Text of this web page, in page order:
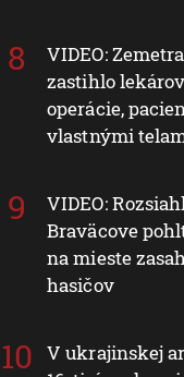
VIDEO:
zastihlo
operácie,
vlastnými
VIDEO:
Braväcove
na mieste
hasičov
V ukrajinskej